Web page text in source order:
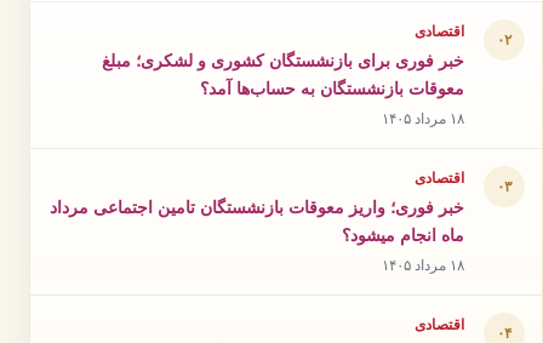
۰۲ اقتصادی
خبر فوری برای بازنشستگان کشوری و لشکری؛ مبلغ
معوقات بازنشستگان به حساب‌ها آمد؟
۱۸ مرداد ۱۴۰۵
۰۳ اقتصادی
خبر فوری؛ واریز معوقات بازنشستگان تامین اجتماعی مرداد
ماه انجام میشود؟
۱۸ مرداد ۱۴۰۵
۰۴ اقتصادی